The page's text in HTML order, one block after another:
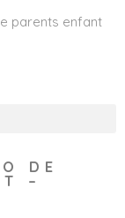
DE
–